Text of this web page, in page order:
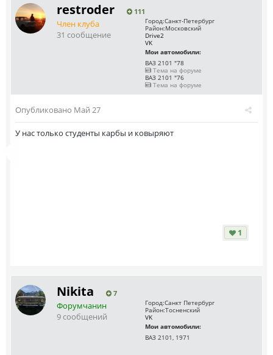
restroder 111
Член клуба
31 сообщение
Город:Санкт-Петербург
Район:Московский
Drive2
VK
Мои автомобили:
ВАЗ 2101 "78
Тема на форуме
ВАЗ 2101 "76
Тема на форуме
Опубликовано Май 27
У нас только студенты карбы и ковыряют
1
Nikita 7
Форумчанин
9 сообщений
Город:Санкт Петербург
Район:Тосненский
VK
Мои автомобили:
ВАЗ 2101, 1971